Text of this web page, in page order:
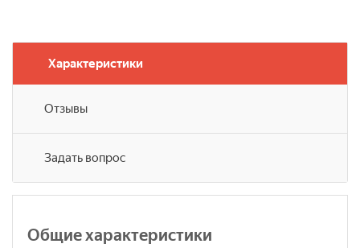
Характеристики
Отзывы
Задать вопрос
Общие характеристики